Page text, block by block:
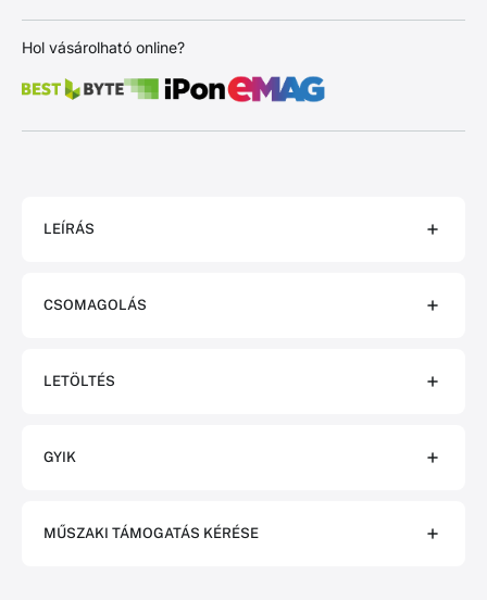
Hol vásárolható online?
LEÍRÁS
CSOMAGOLÁS
LETÖLTÉS
GYIK
MŰSZAKI TÁMOGATÁS KÉRÉSE